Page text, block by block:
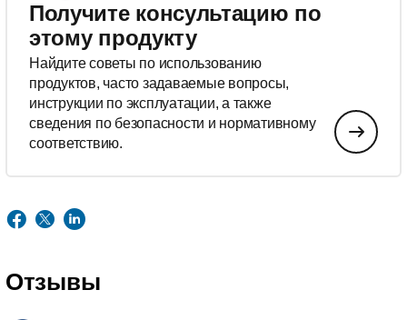
Получите консультацию по
этому продукту
Найдите советы по использованию
продуктов, часто задаваемые вопросы,
инструкции по эксплуатации, а также
сведения по безопасности и нормативному
соответствию.
Отзывы